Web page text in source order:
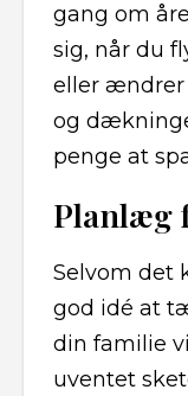
gang om
sig, når du
eller ændrer
og
penge at
Planlæg
Selvom det
god idé at
din familie
uventet